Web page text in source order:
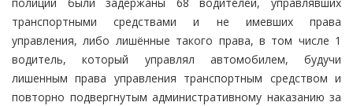
полиции были задержаны 68 водителей, управлявших
транспортными средствами и не имевших права
управления, либо лишённые такого права, в том числе 1
водитель, который управлял автомобилем, будучи
лишенным права управления транспортным средством и
повторно подвергнутым административному наказанию за